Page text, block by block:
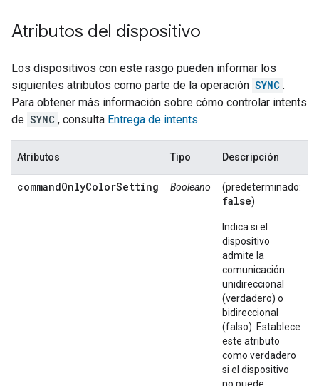
Atributos del dispositivo
Los dispositivos con este rasgo pueden informar los
siguientes atributos como parte de la operación SYNC .
Para obtener más información sobre cómo controlar intents
de SYNC , consulta Entrega de intents.
Atributos Tipo Descripción
commandOnlyColorSetting Booleano (predeterminado:
false)
Indica si el
dispositivo
admite la
comunicación
unidireccional
(verdadero) o
bidireccional
(falso). Establece
este atributo
como verdadero
si el dispositivo